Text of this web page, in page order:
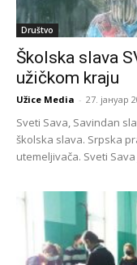
Društvo
Školska slava
užičkom kraju
Užice Media - 27. јануар
Sveti Sava, Savindan
školska slava. Srpska
utemeljivača. Sveti